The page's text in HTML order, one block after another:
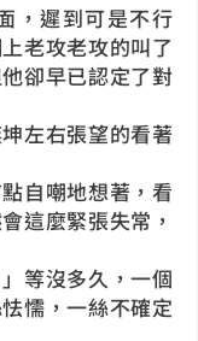
遲到可是不行
老攻老攻的叫了
卻早已認定了對
左右張望的看著
自嘲地想著，看
這麼緊張失常，
等沒多久，一個
懦，一絲不確定